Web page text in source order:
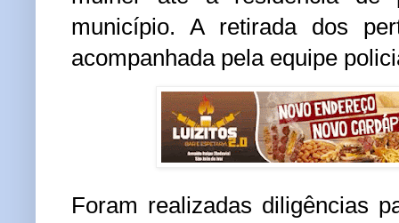
município. A retirada dos
acompanhada pela equipe
Foram realizadas diligências